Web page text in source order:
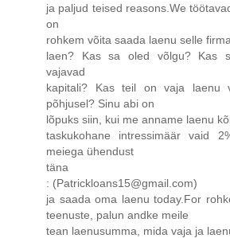
ja paljud teised reasons.We
on
rohkem võita saada laenu selle
laen? Kas sa oled võlgu? Kas
vajavad
kapitali? Kas teil on vaja laenu
põhjusel? Sinu abi on
lõpuks siin, kui me anname laenu
taskukohane intressimäär vaid
meiega ühendust
täna
: (Patrickloans15@gmail.com)
ja saada oma laenu today.For
teenuste, palun andke meile
tean laenusumma, mida vaja ja